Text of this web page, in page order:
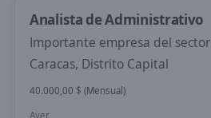
Analista de Administrativo
Importante empresa del sector
Caracas, Distrito Capital
40.000,00 $ (Mensual)
Ayer